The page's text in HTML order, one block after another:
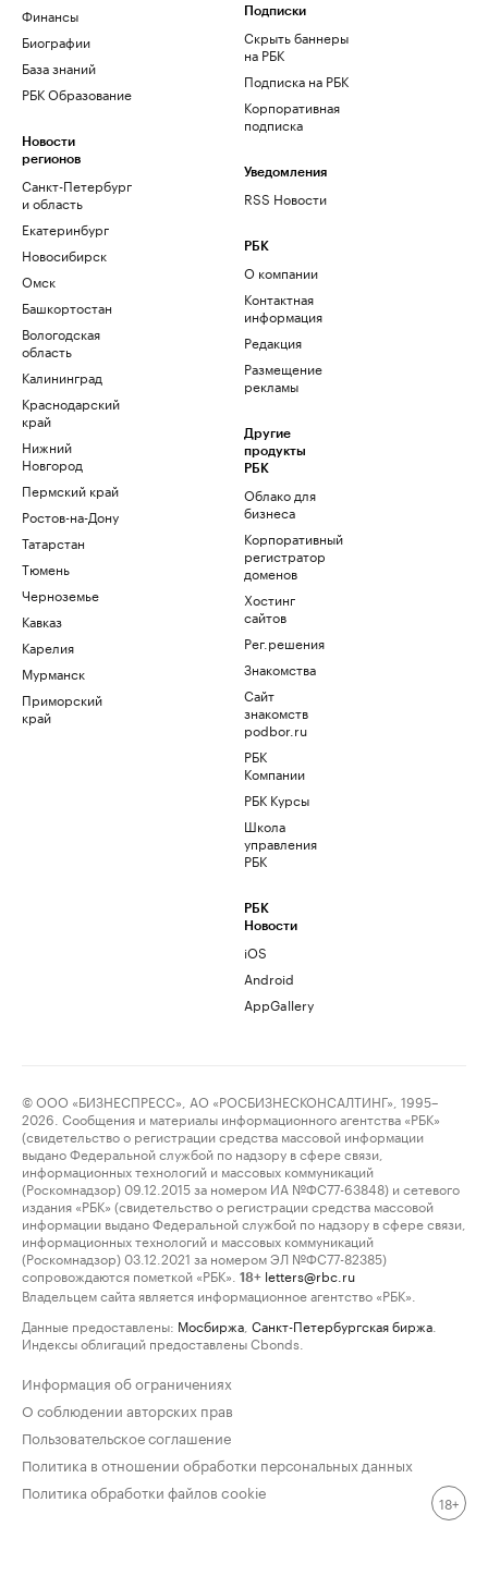
Финансы
Биографии
База знаний
РБК Образование
Новости
регионов
Санкт-Петербург
и область
Екатеринбург
Новосибирск
Омск
Башкортостан
Вологодская
область
Калининград
Краснодарский
край
Нижний
Новгород
Пермский край
Ростов-на-Дону
Татарстан
Тюмень
Черноземье
Кавказ
Карелия
Мурманск
Приморский
край
Подписки
Скрыть баннеры
на РБК
Подписка на РБК
Корпоративная
подписка
Уведомления
RSS Новости
РБК
О компании
Контактная
информация
Редакция
Размещение
рекламы
Другие
продукты
РБК
Облако для
бизнеса
Корпоративный
регистратор
доменов
Хостинг
сайтов
Рег.решения
Знакомства
Сайт
знакомств
podbor.ru
РБК
Компании
РБК Курсы
Школа
управления
РБК
РБК
Новости
iOS
Android
AppGallery
© ООО «БИЗНЕСПРЕСС», АО «РОСБИЗНЕСКОНСАЛТИНГ», 1995–
2026. Сообщения и материалы информационного агентства «РБК»
(свидетельство о регистрации средства массовой информации
выдано Федеральной службой по надзору в сфере связи,
информационных технологий и массовых коммуникаций
(Роскомнадзор) 09.12.2015 за номером ИА №ФС77-63848) и сетевого
издания «РБК» (свидетельство о регистрации средства массовой
информации выдано Федеральной службой по надзору в сфере связи,
информационных технологий и массовых коммуникаций
(Роскомнадзор) 03.12.2021 за номером ЭЛ №ФС77-82385)
сопровождаются пометкой «РБК».
18+ letters@rbc.ru
Владельцем сайта является информационное агентство «РБК».
Данные предоставлены: Мосбиржа Санкт-Петербургская биржа
Индексы облигаций предоставлены Cbonds.
Информация об ограничениях
О соблюдении авторских прав
Пользовательское соглашение
Политика в отношении обработки персональных данных
Политика обработки файлов cookie
18+